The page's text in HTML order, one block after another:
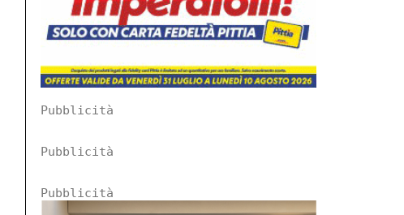
Pubblicità
Pubblicità
Pubblicità